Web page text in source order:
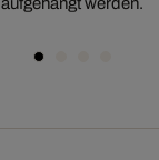
aufgehängt werden.